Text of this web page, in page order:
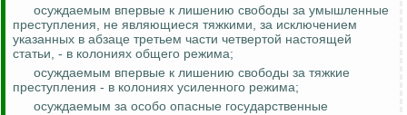
осуждаемым впервые к лишению свободы за умышленные
преступления, не являющиеся тяжкими, за исключением
указанных в абзаце третьем части четвертой настоящей
статьи, - в колониях общего режима;
осуждаемым впервые к лишению свободы за тяжкие
преступления - в колониях усиленного режима;
осуждаемым за особо опасные государственные